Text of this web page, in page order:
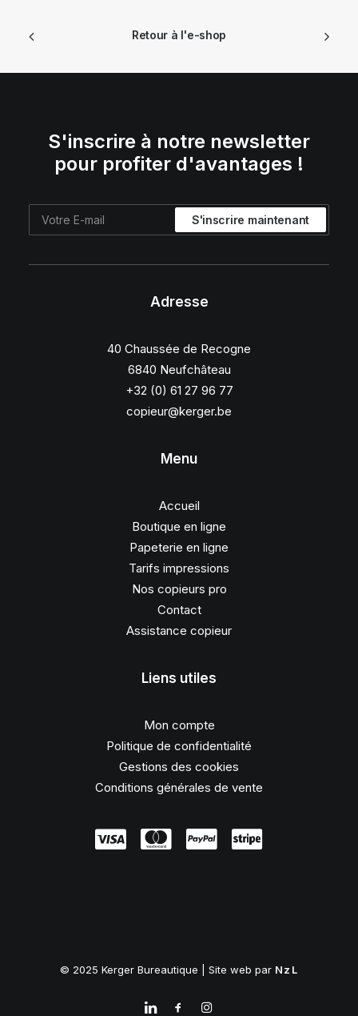
Retour à l'e-shop
S'inscrire à notre newsletter
pour profiter d'avantages !
Adresse
40 Chaussée de Recogne
6840 Neufchâteau
+32 (0) 61 27 96 77
copieur@kerger.be
Menu
Accueil
Boutique en ligne
Papeterie en ligne
Tarifs impressions
Nos copieurs pro
Contact
Assistance copieur
Liens utiles
Mon compte
Politique de confidentialité
Gestions des cookies
Conditions générales de vente
© 2025 Kerger Bureautique | Site web par NzL